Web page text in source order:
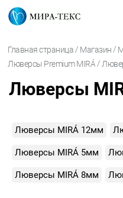
Главная страница / Магазин /
Люверсы Premium MIRÁ /
Люверсы
Люверсы MIRÁ 12мм
Люверсы MIRÁ 5мм
Люверсы MIRÁ 8мм